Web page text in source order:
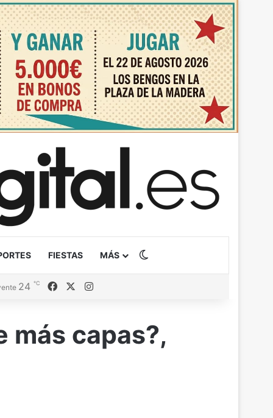
FIESTAS MÁS
24 ℃ FacebookInstagram
más capas?,